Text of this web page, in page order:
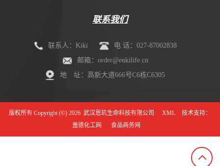
联系我们
联系人：Kiki
电 话：027-87002838
邮箱：order@enkilife.cn
地 址：高新大道666号C6栋C6305
版权所有 Copyright (©) 2026 武汉恩玑生命科技有限公司 XML
技术支持：
盖德化工网
食品商务网